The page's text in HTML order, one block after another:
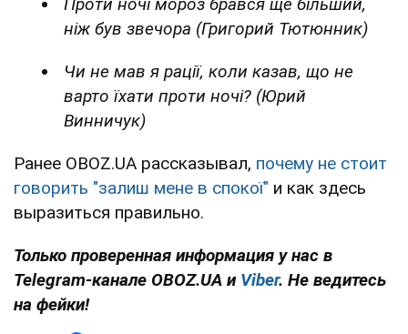
ніж був звечора (Григорий Тютюнник)
Чи не мав я рації, коли казав, що не
варто їхати проти ночі? (Юрий
Винничук)
Ранее OBOZ.UA рассказывал, почему не стоит
говорить "залиш мене в спокої" и как здесь
выразиться правильно.
Только проверенная информация у нас в
Telegram-канале OBOZ.UA и Viber. Не ведитесь
на фейки!